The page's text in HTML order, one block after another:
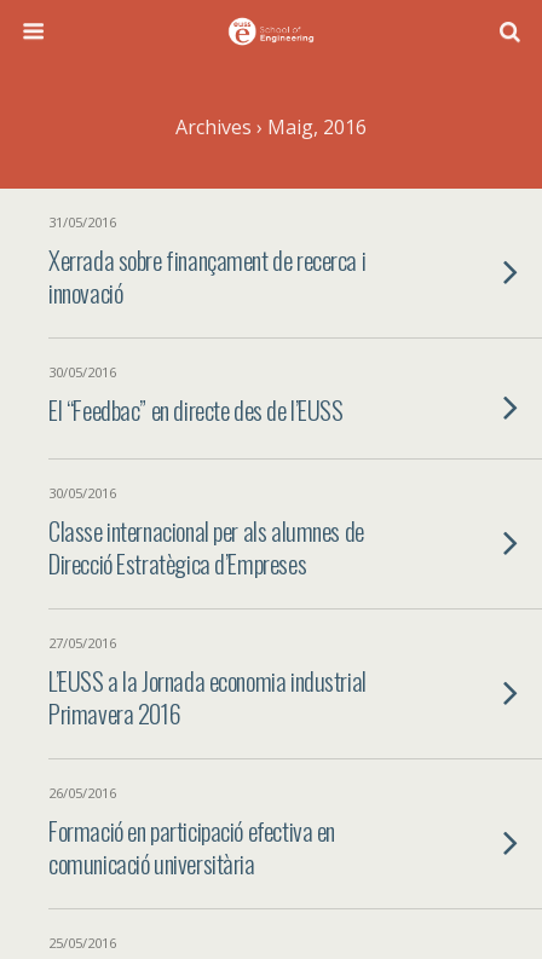
Archives › Maig, 2016
31/05/2016
Xerrada sobre finançament de recerca i
innovació
30/05/2016
El “Feedbac” en directe des de l’EUSS
30/05/2016
Classe internacional per als alumnes de
Direcció Estratègica d’Empreses
27/05/2016
L’EUSS a la Jornada economia industrial
Primavera 2016
26/05/2016
Formació en participació efectiva en
comunicació universitària
25/05/2016